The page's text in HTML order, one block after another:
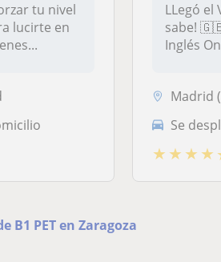
tu nivel
lucirte en
LLegó el
sabe!
Inglés
Madrid
Se
★ ★ ★ ★
B1 PET en Zaragoza